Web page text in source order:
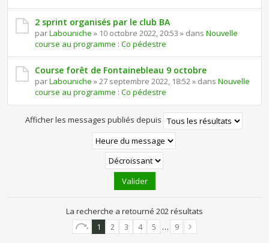
2 sprint organisés par le club BA
parLabouniche » 10 octobre 2022, 20:53 » dans Nouvelle
course au programme : Co pédestre
Course forêt de Fontainebleau 9 octobre
parLabouniche » 27 septembre 2022, 18:52 » dans Nouvelle
course au programme : Co pédestre
Afficher les messages publiés depuis
La recherche a retourné 202 résultats
1
2 3 4 5 … 9